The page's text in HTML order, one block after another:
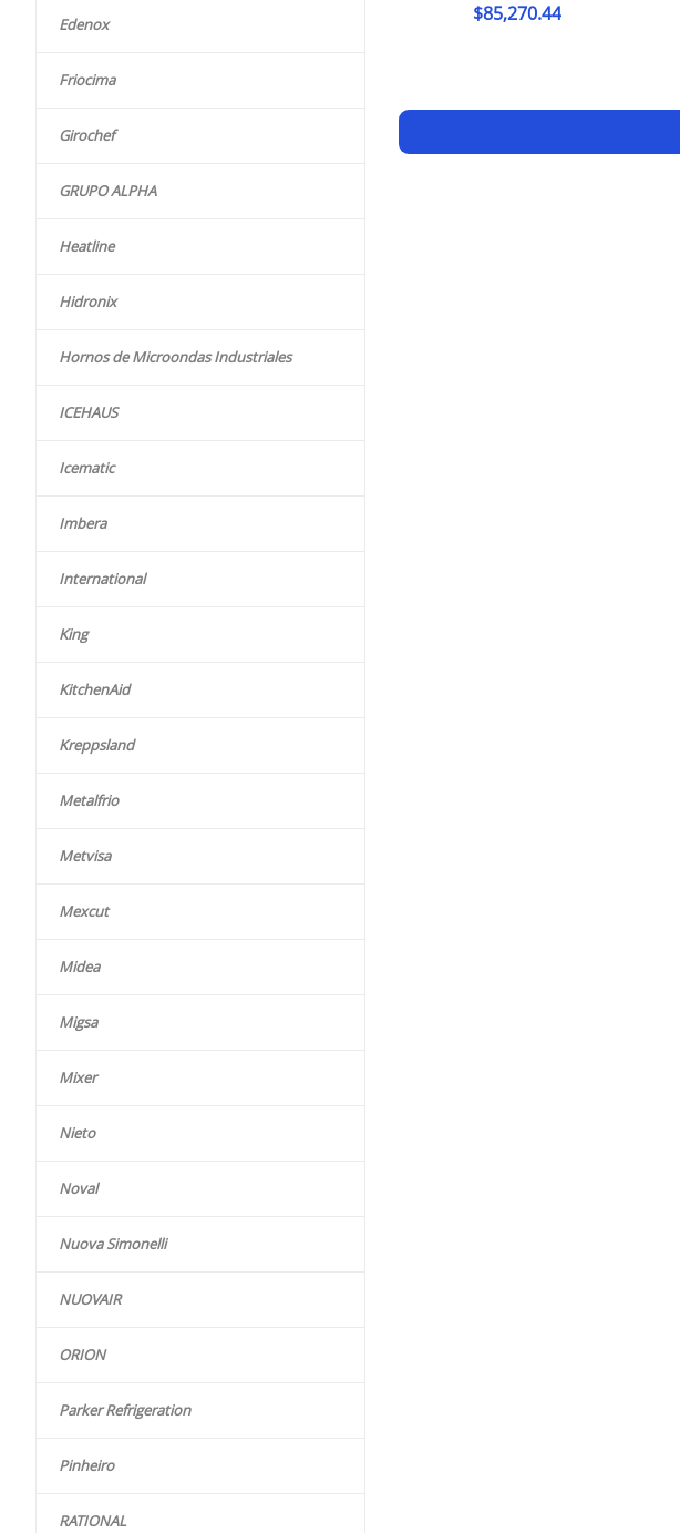
Edenox
Friocima
Girochef
GRUPO ALPHA
Heatline
Hidronix
Hornos de Microondas Industriales
ICEHAUS
Icematic
Imbera
International
King
KitchenAid
Kreppsland
Metalfrio
Metvisa
Mexcut
Midea
Migsa
Mixer
Nieto
Noval
Nuova Simonelli
NUOVAIR
ORION
Parker Refrigeration
Pinheiro
RATIONAL
$85,270.44